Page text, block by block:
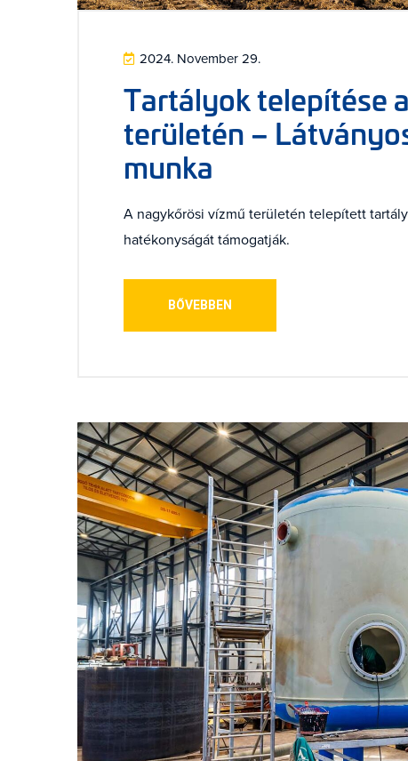
2024. November 29.
Tartályok telepítése
területén –
munka
A nagykőrösi vízmű területén telepített
hatékonyságát támogatják.
BŐVEBBEN